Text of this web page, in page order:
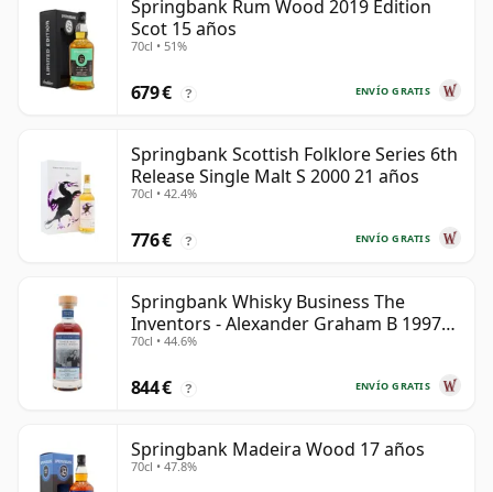
Springbank Rum Wood 2019 Edition
Scot 15 años
70cl • 51%
ENVÍO GRATIS
679 € ?
Springbank Scottish Folklore Series 6th
Release Single Malt S 2000 21 años
70cl • 42.4%
ENVÍO GRATIS
776 € ?
Springbank Whisky Business The
Inventors - Alexander Graham B 1997
28 años
70cl • 44.6%
ENVÍO GRATIS
844 € ?
Springbank Madeira Wood 17 años
70cl • 47.8%